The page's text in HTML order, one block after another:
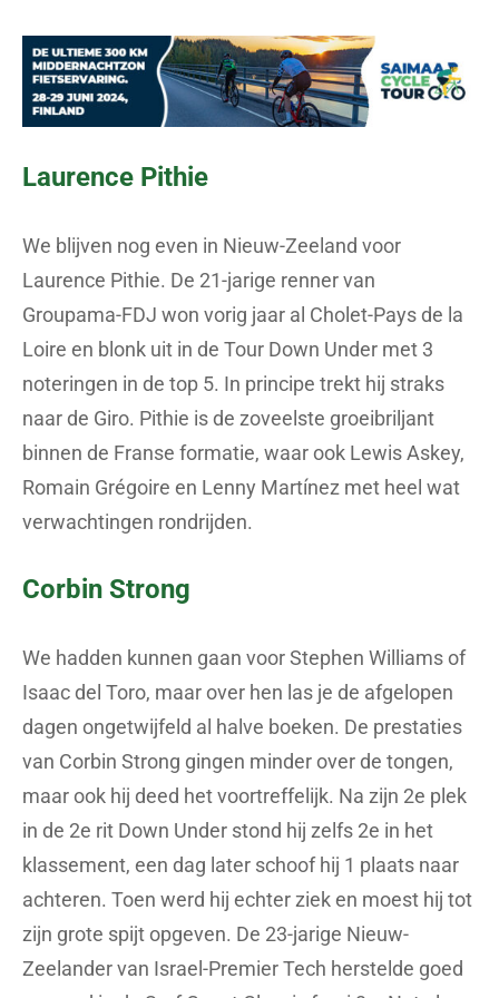
Laurence Pithie
We blijven nog even in Nieuw-Zeeland voor
Laurence Pithie. De 21-jarige renner van
Groupama-FDJ won vorig jaar al Cholet-Pays de la
Loire en blonk uit in de Tour Down Under met 3
noteringen in de top 5. In principe trekt hij straks
naar de Giro. Pithie is de zoveelste groeibriljant
binnen de Franse formatie, waar ook Lewis Askey,
Romain Grégoire en Lenny Martínez met heel wat
verwachtingen rondrijden.
Corbin Strong
We hadden kunnen gaan voor Stephen Williams of
Isaac del Toro, maar over hen las je de afgelopen
dagen ongetwijfeld al halve boeken. De prestaties
van Corbin Strong gingen minder over de tongen,
maar ook hij deed het voortreffelijk. Na zijn 2e plek
in de 2e rit Down Under stond hij zelfs 2e in het
klassement, een dag later schoof hij 1 plaats naar
achteren. Toen werd hij echter ziek en moest hij tot
zijn grote spijt opgeven. De 23-jarige Nieuw-
Zeelander van Israel-Premier Tech herstelde goed